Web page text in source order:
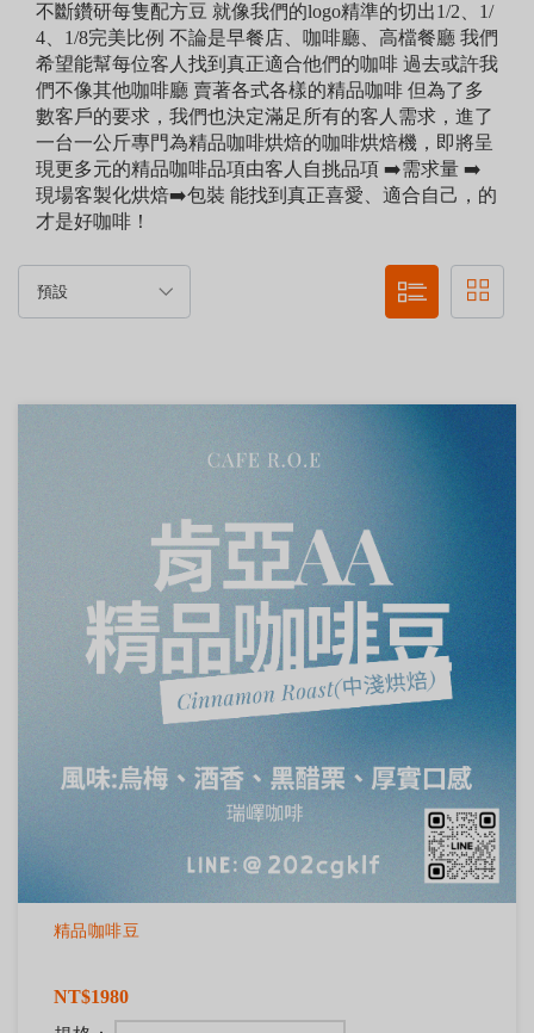
不斷鑽研每隻配方豆 就像我們的logo精準的切出1/2、1/
4、1/8完美比例 不論是早餐店、咖啡廳、高檔餐廳 我們
希望能幫每位客人找到真正適合他們的咖啡 過去或許我
們不像其他咖啡廳 賣著各式各樣的精品咖啡 但為了多
數客戶的要求，我們也決定滿足所有的客人需求，進了
一台一公斤專門為精品咖啡烘焙的咖啡烘焙機，即將呈
現更多元的精品咖啡品項由客人自挑品項 ➡️需求量 ➡️
現場客製化烘焙➡️包裝 能找到真正喜愛、適合自己，的
才是好咖啡！
精品咖啡豆
NT$1980